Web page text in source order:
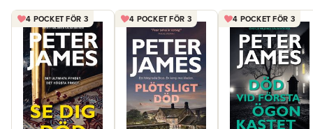
4 POCKET FÖR 3 4 POCKET FÖR 3 4 POCKET FÖR 3